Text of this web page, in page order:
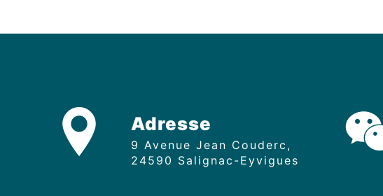
Adresse
9 Avenue Jean Couderc,
24590 Salignac-Eyvigues